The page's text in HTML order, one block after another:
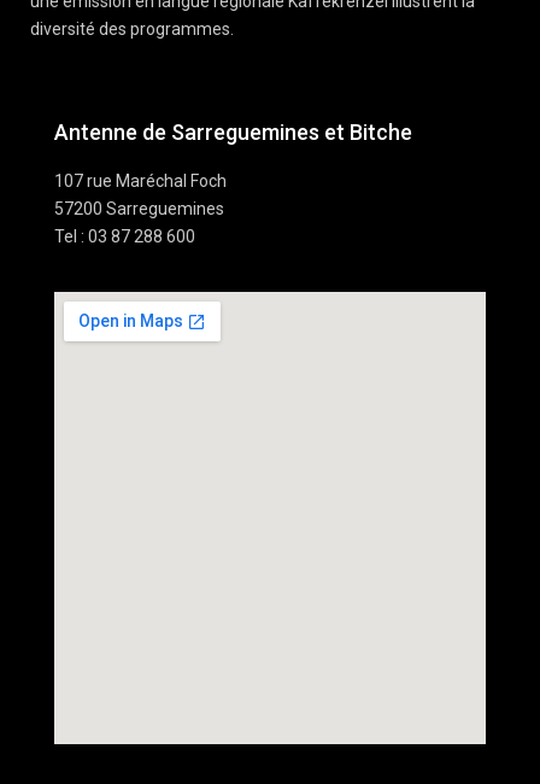
diversité des programmes.
Antenne de Sarreguemines et Bitche
107 rue Maréchal Foch
57200 Sarreguemines
Tel : 03 87 288 600